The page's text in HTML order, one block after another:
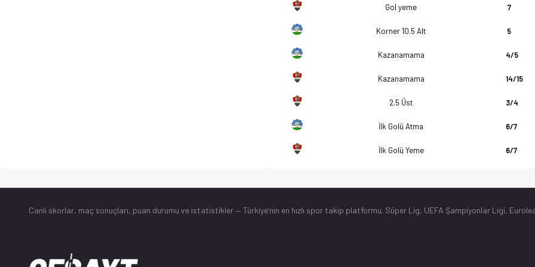
Gol yeme 7
Korner 10.5 Alt 5
Kazanamama 4/5
Kazanamama 14/15
2.5 Üst 3/4
İlk Golü Atma 6/7
İlk Golü Yeme 6/7
Canlı skorlar, maç sonuçları, puan durumu ve istatistikler — Türkiye’nin en hızlı spor takip platformu. Süper Lig, UEFA Şampiyonlar Ligi,